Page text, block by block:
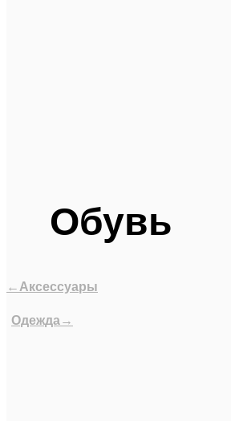
Обувь
←Аксессуары
Одежда→